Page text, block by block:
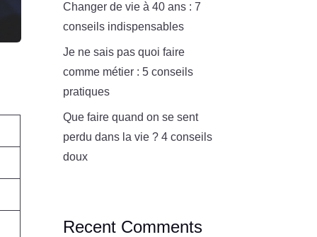
Changer de vie à 40 ans : 7
conseils indispensables
Je ne sais pas quoi faire
comme métier : 5 conseils
pratiques
Que faire quand on se sent
perdu dans la vie ? 4 conseils
doux
Recent Comments